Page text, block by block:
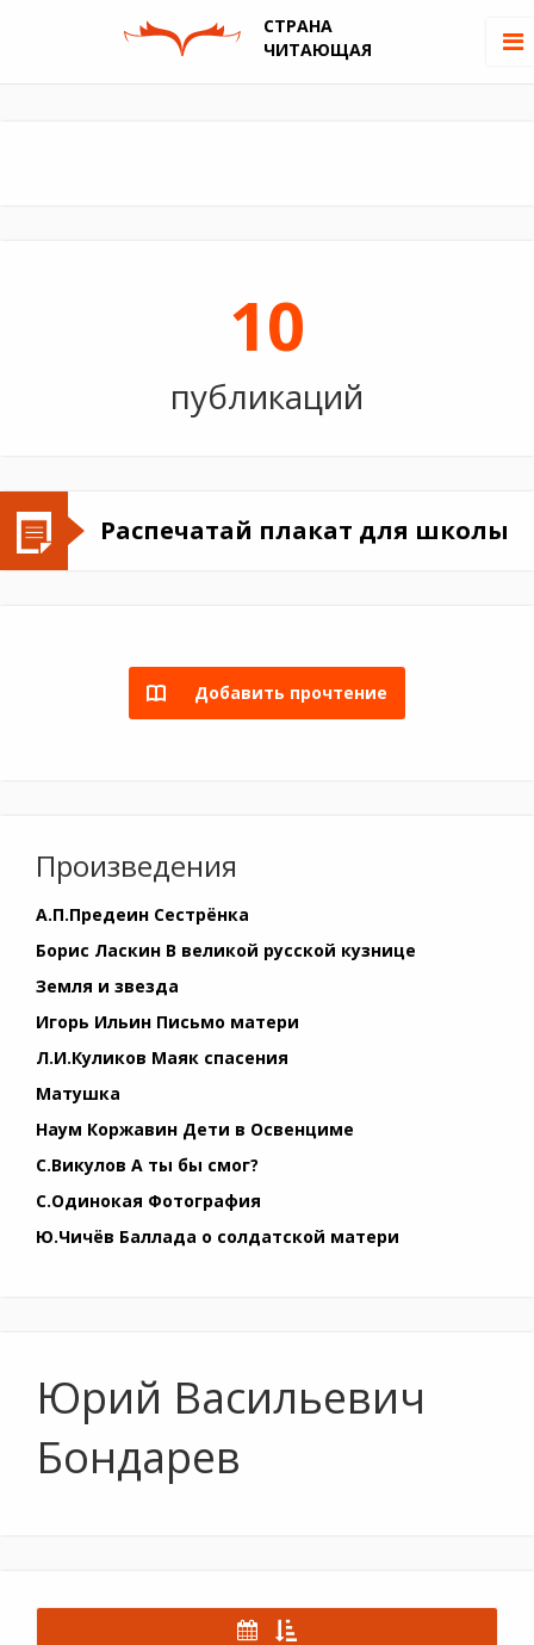
СТРАНА
ЧИТАЮЩАЯ
10
публикаций
Распечатай плакат для школы
Добавить прочтение
Произведения
А.П.Предеин Сестрёнка
Борис Ласкин В великой русской кузнице
Земля и звезда
Игорь Ильин Письмо матери
Л.И.Куликов Маяк спасения
Матушка
Наум Коржавин Дети в Освенциме
С.Викулов А ты бы смог?
С.Одинокая Фотография
Ю.Чичёв Баллада о солдатской матери
Юрий Васильевич
Бондарев